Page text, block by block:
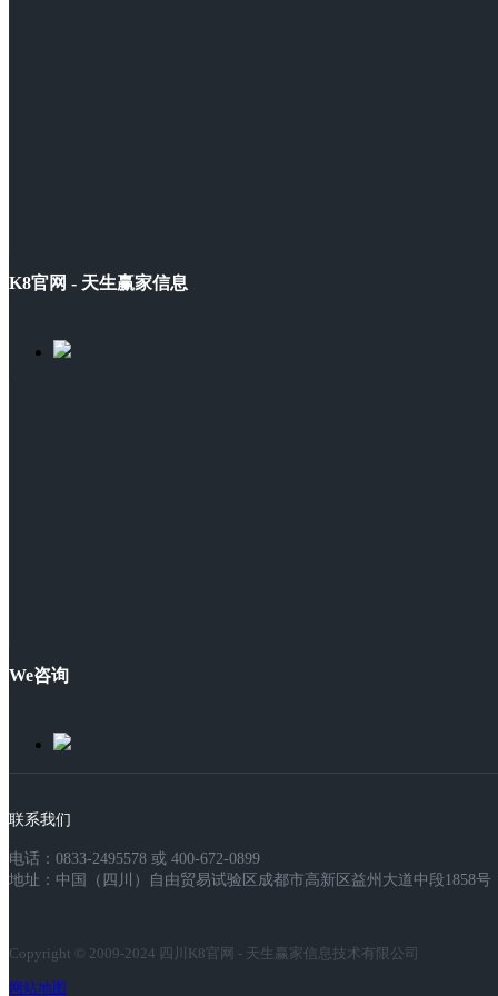
K8官网 - 天生赢家信息
We咨询
联系我们
电话：0833-2495578 或 400-672-0899
地址：中国（四川）自由贸易试验区成都市高新区益州大道中段1858号
Copyright © 2009-2024 四川K8官网 - 天生赢家信息技术有限公司
网站地图